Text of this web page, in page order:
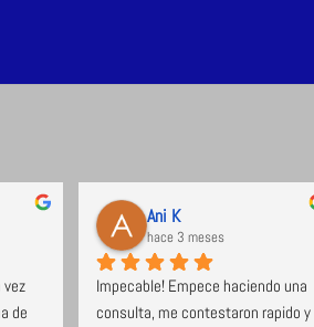
vez
de
Ani K
hace 3 meses
Impecable! Empece haciendo una
consulta, me contestaron rapido y